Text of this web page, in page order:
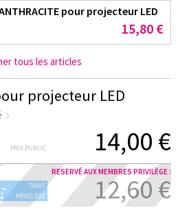
pour projecteur LED
15,80 €
tous les articles
projecteur LED
PRIX PUBLIC 14,00 €
RESERVÉ AUX MEMBRES PRIVILÈGE :
TARIF
PRIVILÈGE
12,60 €